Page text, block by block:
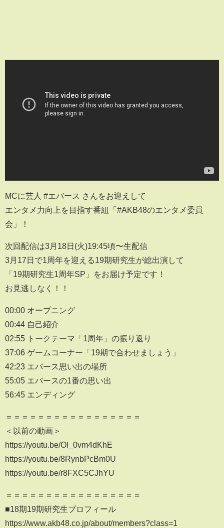
MCに芸人 #エバース さんをお迎えして
エンタメ力向上を目指す番組「#AKB48のエンタメ委員
会」！
次回配信は3月18日(火)19:45頃〜生配信
3月17日で1周年を迎える19期研究生が総出演して
「19期研究生1周年SP」をお届け予定です！
お見逃しなく！！
00:00 オープニング
00:44 自己紹介
02:55 トークテーマ「1周年」の振り返り
37:06 ゲームコーナー「19期で合わせましょう」
42:23 エバース思い出の場所
55:05 エバースの1番の思い出
56:45 エンディング
＝＝＝＝＝＝＝＝＝＝＝＝＝＝＝＝＝
＜以前の動画＞
https://youtu.be/Ol_0vm4dKhE
https://youtu.be/8RynbPcBm0U
https://youtu.be/r8FXC5CJhYU
＝＝＝＝＝＝＝＝＝＝＝＝＝＝＝＝＝
■18期19期研究生プロフィール
https://www.akb48.co.jp/about/members?class=1